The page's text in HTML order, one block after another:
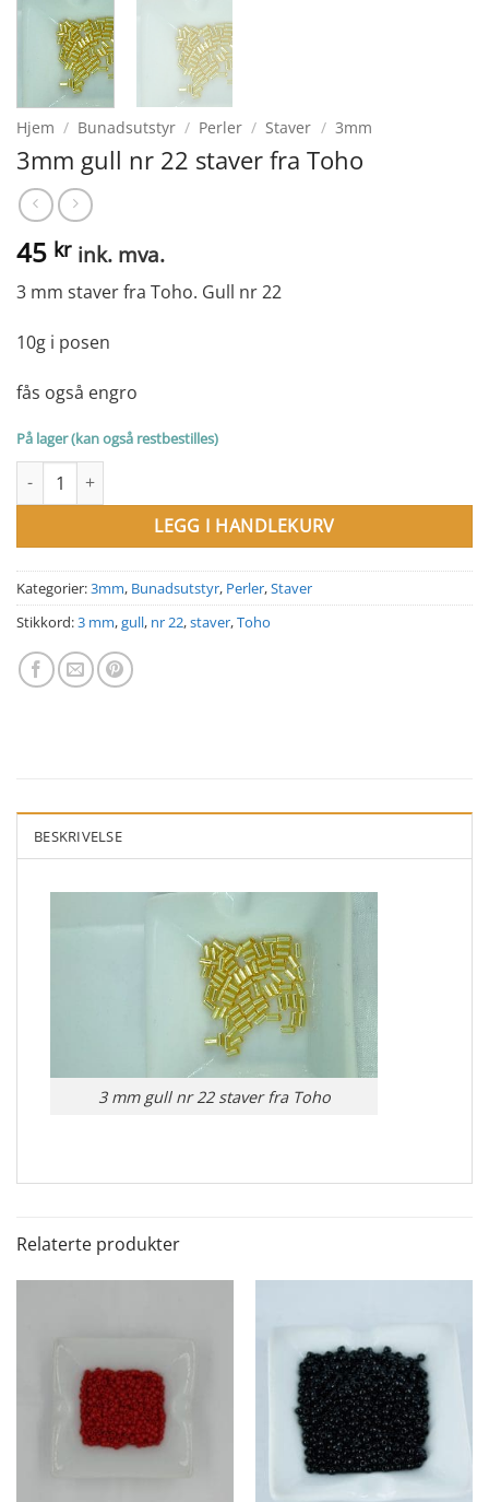
Hjem / Bunadsutstyr / Perler / Staver / 3mm
3mm gull nr 22 staver fra Toho
45 kr ink. mva.
3 mm staver fra Toho. Gull nr 22
10g i posen
fås også engro
På lager (kan også restbestilles)
3mm gull nr 22 staver fra Toho antall
LEGG I HANDLEKURV
Kategorier:3mm, Bunadsutstyr, Perler,Staver
Stikkord:3 mm,gull, nr 22,staver,Toho
BESKRIVELSE
3 mm gull nr 22 staver fra Toho
Relaterte produkter